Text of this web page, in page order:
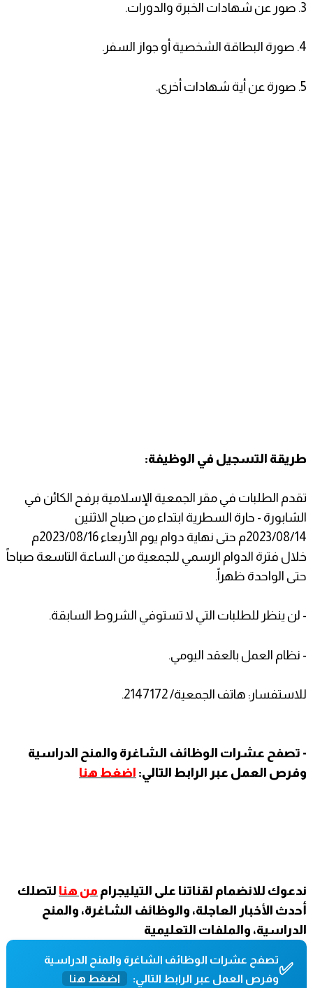
3. صور عن شهادات الخبرة والدورات.
4. صورة البطاقة الشخصية أو جواز السفر.
5. صورة عن أية شهادات أخرى.
طريقة التسجيل في الوظيفة:
تقدم الطلبات في مقر الجمعية الإسلامية برفح الكائن في
الشابورة - حارة السطرية ابتداء من صباح الاثنين
2023/08/14م حتى نهاية دوام يوم الأربعاء 2023/08/16م
خلال فترة الدوام الرسمي للجمعية من الساعة التاسعة صباحاً
حتى الواحدة ظهراً.
- لن ينظر للطلبات التي لا تستوفي الشروط السابقة.
- نظام العمل بالعقد اليومي.
للاستفسار: هاتف الجمعية/ 2147172.
- تصفح عشرات الوظائف الشاغرة والمنح الدراسية
وفرص العمل عبر الرابط التالي: اضغط هنا
ندعوك للانضمام لقناتنا على التيليجرام من هنا لتصلك
أحدث الأخبار العاجلة، والوظائف الشاغرة، والمنح
الدراسية، والملفات التعليمية
✅تصفح عشرات الوظائف الشاغرة والمنح الدراسية
وفرص العمل عبر الرابط التالي:
اضغط هنا